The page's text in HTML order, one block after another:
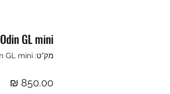
Odin GL mini ציין פנס מקצועי לנשק
מק"ט: Odin GL mini